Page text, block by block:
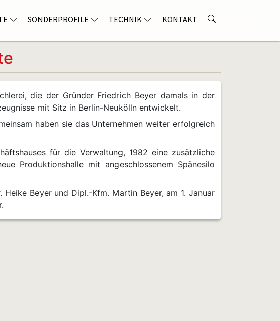
SONDERPROFILE TECHNIK KONTAKT
die der Gründer Friedrich Beyer damals in der
mit Sitz in Berlin-Neukölln entwickelt.
haben sie das Unternehmen weiter erfolgreich
für die Verwaltung, 1982 eine zusätzliche
Produktionshalle mit angeschlossenem Spänesilo
Beyer und Dipl.-Kfm. Martin Beyer, am 1. Januar